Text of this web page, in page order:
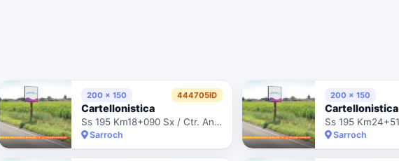
200 x 150 444705ID
Cartellonistica
Ss 195 Km18+090 Sx / Ctr. Anas 8/49661 Utenza 12942
Sarroch
200 x 150
Cartellonistica
Sarroch